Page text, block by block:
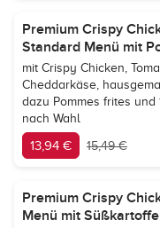
Premium Crispy
Standard Menü mit
mit Crispy Chicken,
Cheddarkäse,
dazu Pommes frites und
nach Wahl
13,94 € 15,49 €
Premium Crispy
Menü mit